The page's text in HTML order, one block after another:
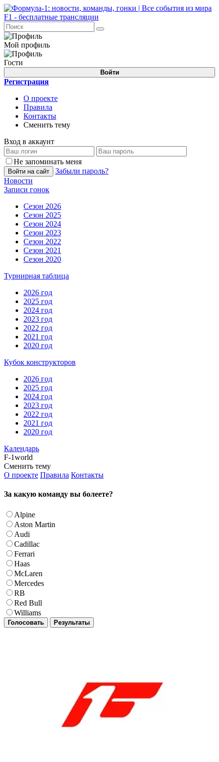
Мой профиль
Гости
Войти
Регистрация
О проекте
Правила
Контакты
Сменить тему
Вход в аккаунт
Не запоминать меня
Войти на сайт
Забыли пароль?
Новости
Записи гонок
Сезон 2026
Сезон 2025
Сезон 2024
Сезон 2023
Сезон 2022
Сезон 2021
Сезон 2020
Турнирная таблица
2026 год
2025 год
2024 год
2023 год
2022 год
2021 год
2020 год
Кубок конструкторов
2026 год
2025 год
2024 год
2023 год
2022 год
2021 год
2020 год
Календарь
F-1world
Сменить тему
О проекте Правила Контакты
За какую команду вы болеете?
Alpine
Aston Martin
Audi
Cadillac
Ferrari
Haas
McLaren
Mercedes
RB
Red Bull
Williams
Голосовать Результаты